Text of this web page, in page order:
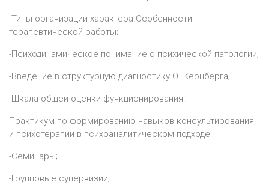
-Типы организации характера.Особенности
терапевтической работы;
-Психодинамическое понимание о психической патологии;
-Введение в структурную диагностику О. Кернберга;
-Шкала общей оценки функционирования.
Практикум по формированию навыков консультирования
и психотерапии в психоаналитическом подходе:
-Семинары;
-Групповые супервизии;